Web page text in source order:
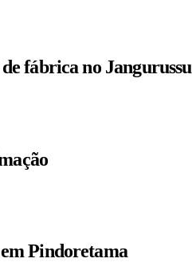
fábrica no Jangurussu
Pindoretama